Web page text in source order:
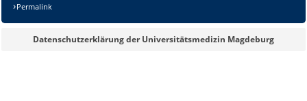
Permalink
Datenschutzerklärung der Universitätsmedizin Magdeburg